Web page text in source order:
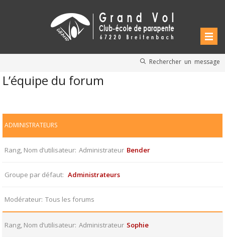
Rechercher un message
L’équipe du forum
ADMINISTRATEURS
Rang, Nom d’utilisateur Administrateur Bender
Groupe par défaut Administrateurs
Modérateur Tous les forums
Rang, Nom d’utilisateur Administrateur Sophie